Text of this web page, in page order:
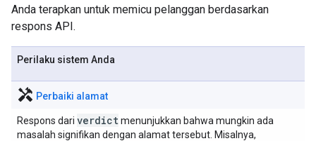
Anda terapkan untuk memicu pelanggan berdasarkan
respons API.
Perilaku sistem Anda
handyman Perbaiki alamat
Respons dari verdictmenunjukkan bahwa mungkin ada
masalah signifikan dengan alamat tersebut. Misalnya,